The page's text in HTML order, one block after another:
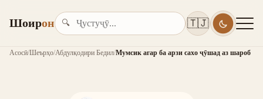
Шоирон 🔍 🇹🇯
Асосӣ/Шеърҳо/Абдулқодири Бедил/Мумсик агар ба арзи сахо ҷӯшад аз шароб